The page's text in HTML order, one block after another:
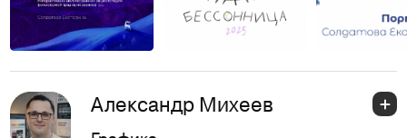
Александр Михеев